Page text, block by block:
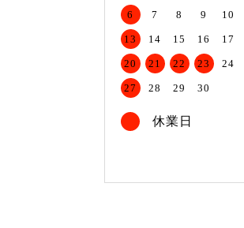
6 7 8 9 10
13 14 15 16 17
20 21 22 23 24
27 28 29 30
休業日